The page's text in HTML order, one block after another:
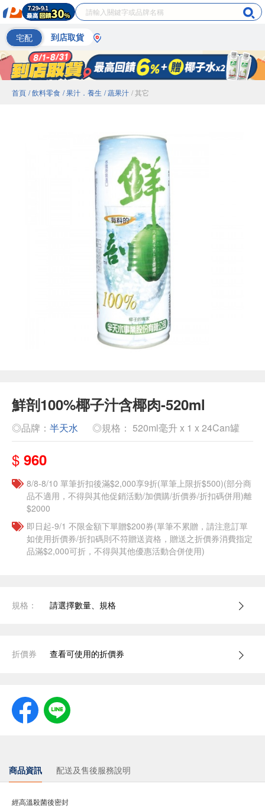
宅配 到店取貨
首頁 / 飲料零食 / 果汁．養生 / 蔬果汁 / 其它
鮮剖100%椰子汁含椰肉-520ml
◎品牌： 半天水 ◎規格： 520ml毫升 x 1 x 24Can罐
$ 960
8/8-8/10 單筆折扣後滿$2,000享9折(單筆上限折$500)(部分商
品不適用，不得與其他促銷活動/加價購/折價券/折扣碼併用)離
$2000
即日起-9/1 不限金額下單贈$200券(單筆不累贈，請注意訂單
如使用折價券/折扣碼則不符贈送資格，贈送之折價券消費指定
品滿$2,000可折，不得與其他優惠活動合併使用)
規格： 請選擇數量、規格
折價券 查看可使用的折價券
商品資訊 配送及售後服務說明
經高溫殺菌後密封